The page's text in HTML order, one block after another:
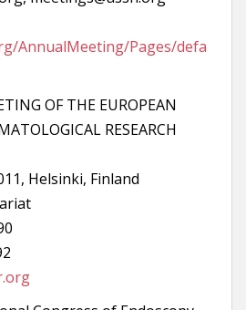
AnnualMeeting/Pages/defa
OF THE EUROPEAN
RESEARCH
Helsinki, Finland